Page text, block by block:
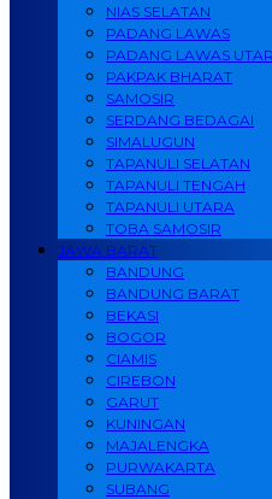
NIAS SELATAN
PADANG LAWAS
PADANG LAWAS
PAKPAK BHARAT
SAMOSIR
SERDANG BEDAGAI
SIMALUGUN
TAPANULI SELATAN
TAPANULI TENGAH
TAPANULI UTARA
TOBA SAMOSIR
JAWA BARAT
BANDUNG
BANDUNG BARAT
BEKASI
BOGOR
CIAMIS
CIREBON
GARUT
KUNINGAN
MAJALENGKA
PURWAKARTA
SUBANG